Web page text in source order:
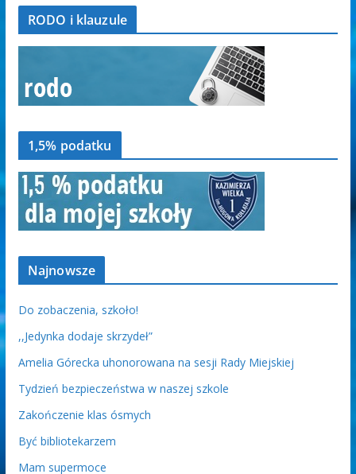
RODO i klauzule
1,5% podatku
Najnowsze
Do zobaczenia, szkoło!
,,Jedynka dodaje skrzydeł”
Amelia Górecka uhonorowana na sesji Rady Miejskiej
Tydzień bezpieczeństwa w naszej szkole
Zakończenie klas ósmych
Być bibliotekarzem
Mam supermoce